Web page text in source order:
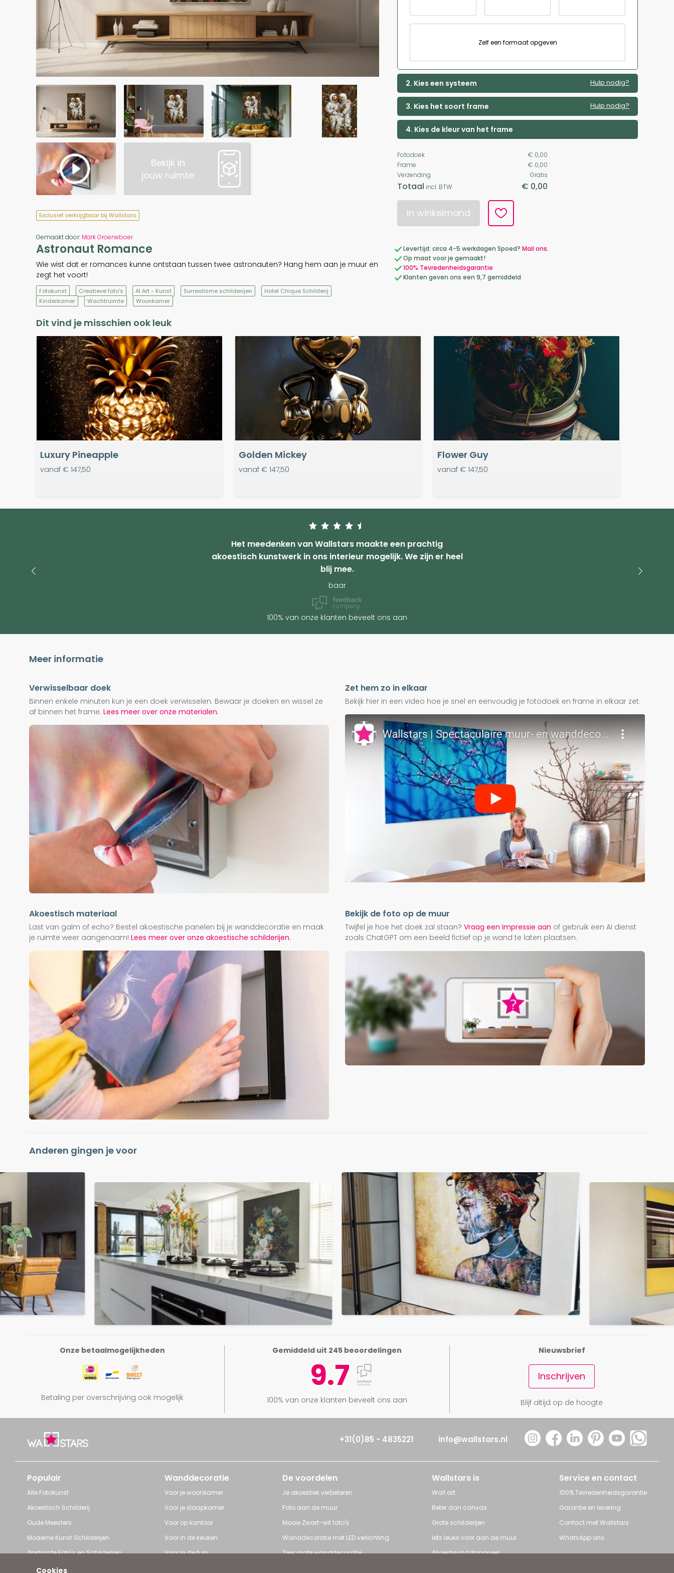
Cookies
Bekijk in
jouw ruimte
Exclusief verkrijgbaar bij Wallstars
Gemaakt door: Mark Groeneboer
Astronaut Romance
Wie wist dat er romances kunne ontstaan tussen twee astronauten? Hang hem aan je muur en
zegt het voort!
Fotokunst Creatieve foto's AI Art - Kunst Surrealisme schilderijen
Hotel Chique Schilderij
Kinderkamer
Wachtruimte Woonkamer
Zelf een formaat opgeven
2. Kies een systeem Hulp nodig?
3. Kies het soort frame Hulp nodig?
4. Kies de kleur van het frame
Fotodoek
€ 0,00
Frame
€ 0,00
Verzending
Gratis
Totaal incl. BTW € 0,00
In winkelmand
Levertijd: circa 4-5 werkdagen Spoed? Mail ons.
Op maat voor je gemaakt!
100% Tevredenheidsgarantie
Klanten geven ons een 9,7 gemiddeld
Dit vind je misschien ook leuk
Luxury Pineapple
vanaf € 147,50
Golden Mickey
vanaf € 147,50
Flower Guy
vanaf € 147,50
Het meedenken van Wallstars maakte een prachtig
akoestisch kunstwerk in ons interieur mogelijk. We zijn er heel
blij mee.
baar
100% van onze klanten beveelt ons aan
Meer informatie
Verwisselbaar doek
Binnen enkele minuten kun je een doek verwisselen. Bewaar je doeken en wissel ze
af binnen het frame. Lees meer over onze materialen.
Zet hem zo in elkaar
Bekijk hier in een video hoe je snel en eenvoudig je fotodoek en frame in elkaar zet.
Akoestisch materiaal
Last van galm of echo? Bestel akoestische panelen bij je wanddecoratie en maak
je ruimte weer aangenaam! Lees meer over onze akoestische schilderijen.
Bekijk de foto op de muur
Twijfel je hoe het doek zal staan? Vraag een impressie aan of gebruik een AI dienst
zoals ChatGPT om een beeld fictief op je wand te laten plaatsen.
Anderen gingen je voor
Onze betaalmogelijkheden
Betaling per overschrijving ook mogelijk
Gemiddeld uit 245 beoordelingen
9.7
100% van onze klanten beveelt ons aan
Nieuwsbrief
Inschrijven
Blijf altijd op de hoogte
+31(0)85 - 4835221 info@wallstars.nl
Populair
Alle Fotokunst
Akoestisch Schilderij
Oude Meesters
Moderne Kunst Schilderijen
Abstracte Foto's en Schilderijen
Pop Art schilderijen
Wanddecoratie
Voor je woonkamer
Voor je slaapkamer
Voor op kantoor
Voor in de keuken
Voor in de tuin
De voordelen
Je akoestiek verbeteren
Foto aan de muur
Mooie Zwart-wit foto's
Wanddecoratie met LED verlichting
Zeer grote wanddecoratie
Wallstars is
Wall art
Beter dan canvas
Grote schilderijen
Iets leuks voor aan de muur
Akoestisch fotopaneel
Service en contact
100% Tevredenheidsgarantie
Garantie en levering
Contact met Wallstars
WhatsApp ons